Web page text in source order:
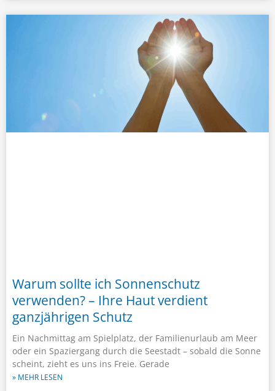
Warum sollte ich Sonnenschutz
verwenden? – Ihre Haut verdient
ganzjährigen Schutz
Ein Nachmittag am Spielplatz, der Familienurlaub am Meer
oder ein Spaziergang durch die Seestadt – sobald die Sonne
scheint, zieht es uns ins Freie. Gerade
» MEHR LESEN